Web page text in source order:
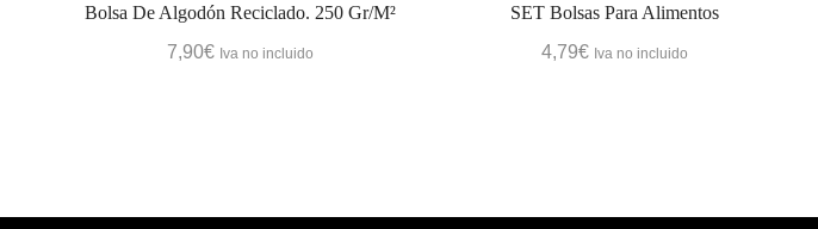
Bolsa De Algodón Reciclado. 250 Gr/m²
7,90€ Iva no incluido
SET Bolsas Para Alimentos
4,79€ Iva no incluido